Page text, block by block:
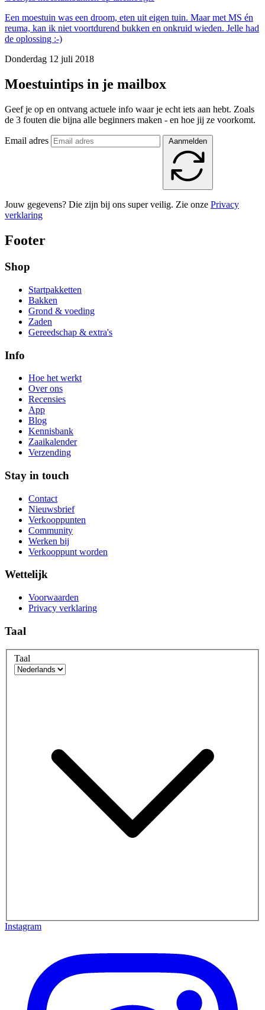
Een moestuin was een droom, eten uit eigen tuin. Maar met MS én
reuma, kan ik niet voortdurend bukken en onkruid wieden. Jelle had
de oplossing :-)
Donderdag 12 juli 2018
Moestuintips in je mailbox
Geef je op en ontvang actuele info waar je echt iets aan hebt. Zoals
de 3 fouten die bijna alle beginners maken - en hoe jij ze voorkomt.
Email adres Aanmelden
Jouw gegevens? Die zijn bij ons super veilig. Zie onze Privacy
verklaring
Footer
Shop
Startpakketten
Bakken
Grond & voeding
Zaden
Gereedschap & extra's
Info
Hoe het werkt
Over ons
Recensies
App
Blog
Kennisbank
Zaaikalender
Verzending
Stay in touch
Contact
Nieuwsbrief
Verkooppunten
Community
Werken bij
Verkooppunt worden
Wettelijk
Voorwaarden
Privacy verklaring
Taal
Taal
Instagram